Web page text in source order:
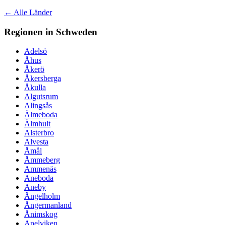
← Alle Länder
Regionen in Schweden
Adelsö
Åhus
Åkerö
Åkersberga
Åkulla
Algutsrum
Alingsås
Älmeboda
Älmhult
Alsterbro
Alvesta
Åmål
Åmmeberg
Ammenäs
Aneboda
Aneby
Ängelholm
Ångermanland
Ånimskog